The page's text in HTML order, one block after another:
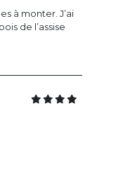
à monter. J’ai
de l’assise